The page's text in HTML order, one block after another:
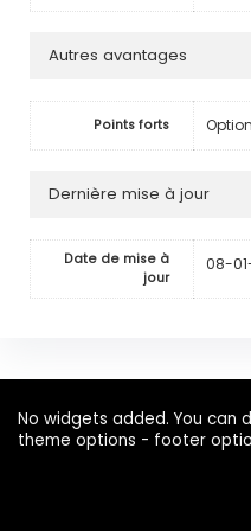
Autres avantages
Points forts
Dernière mise à jour
Date de mise à
jour
08-
No widgets added. You can
theme options - footer